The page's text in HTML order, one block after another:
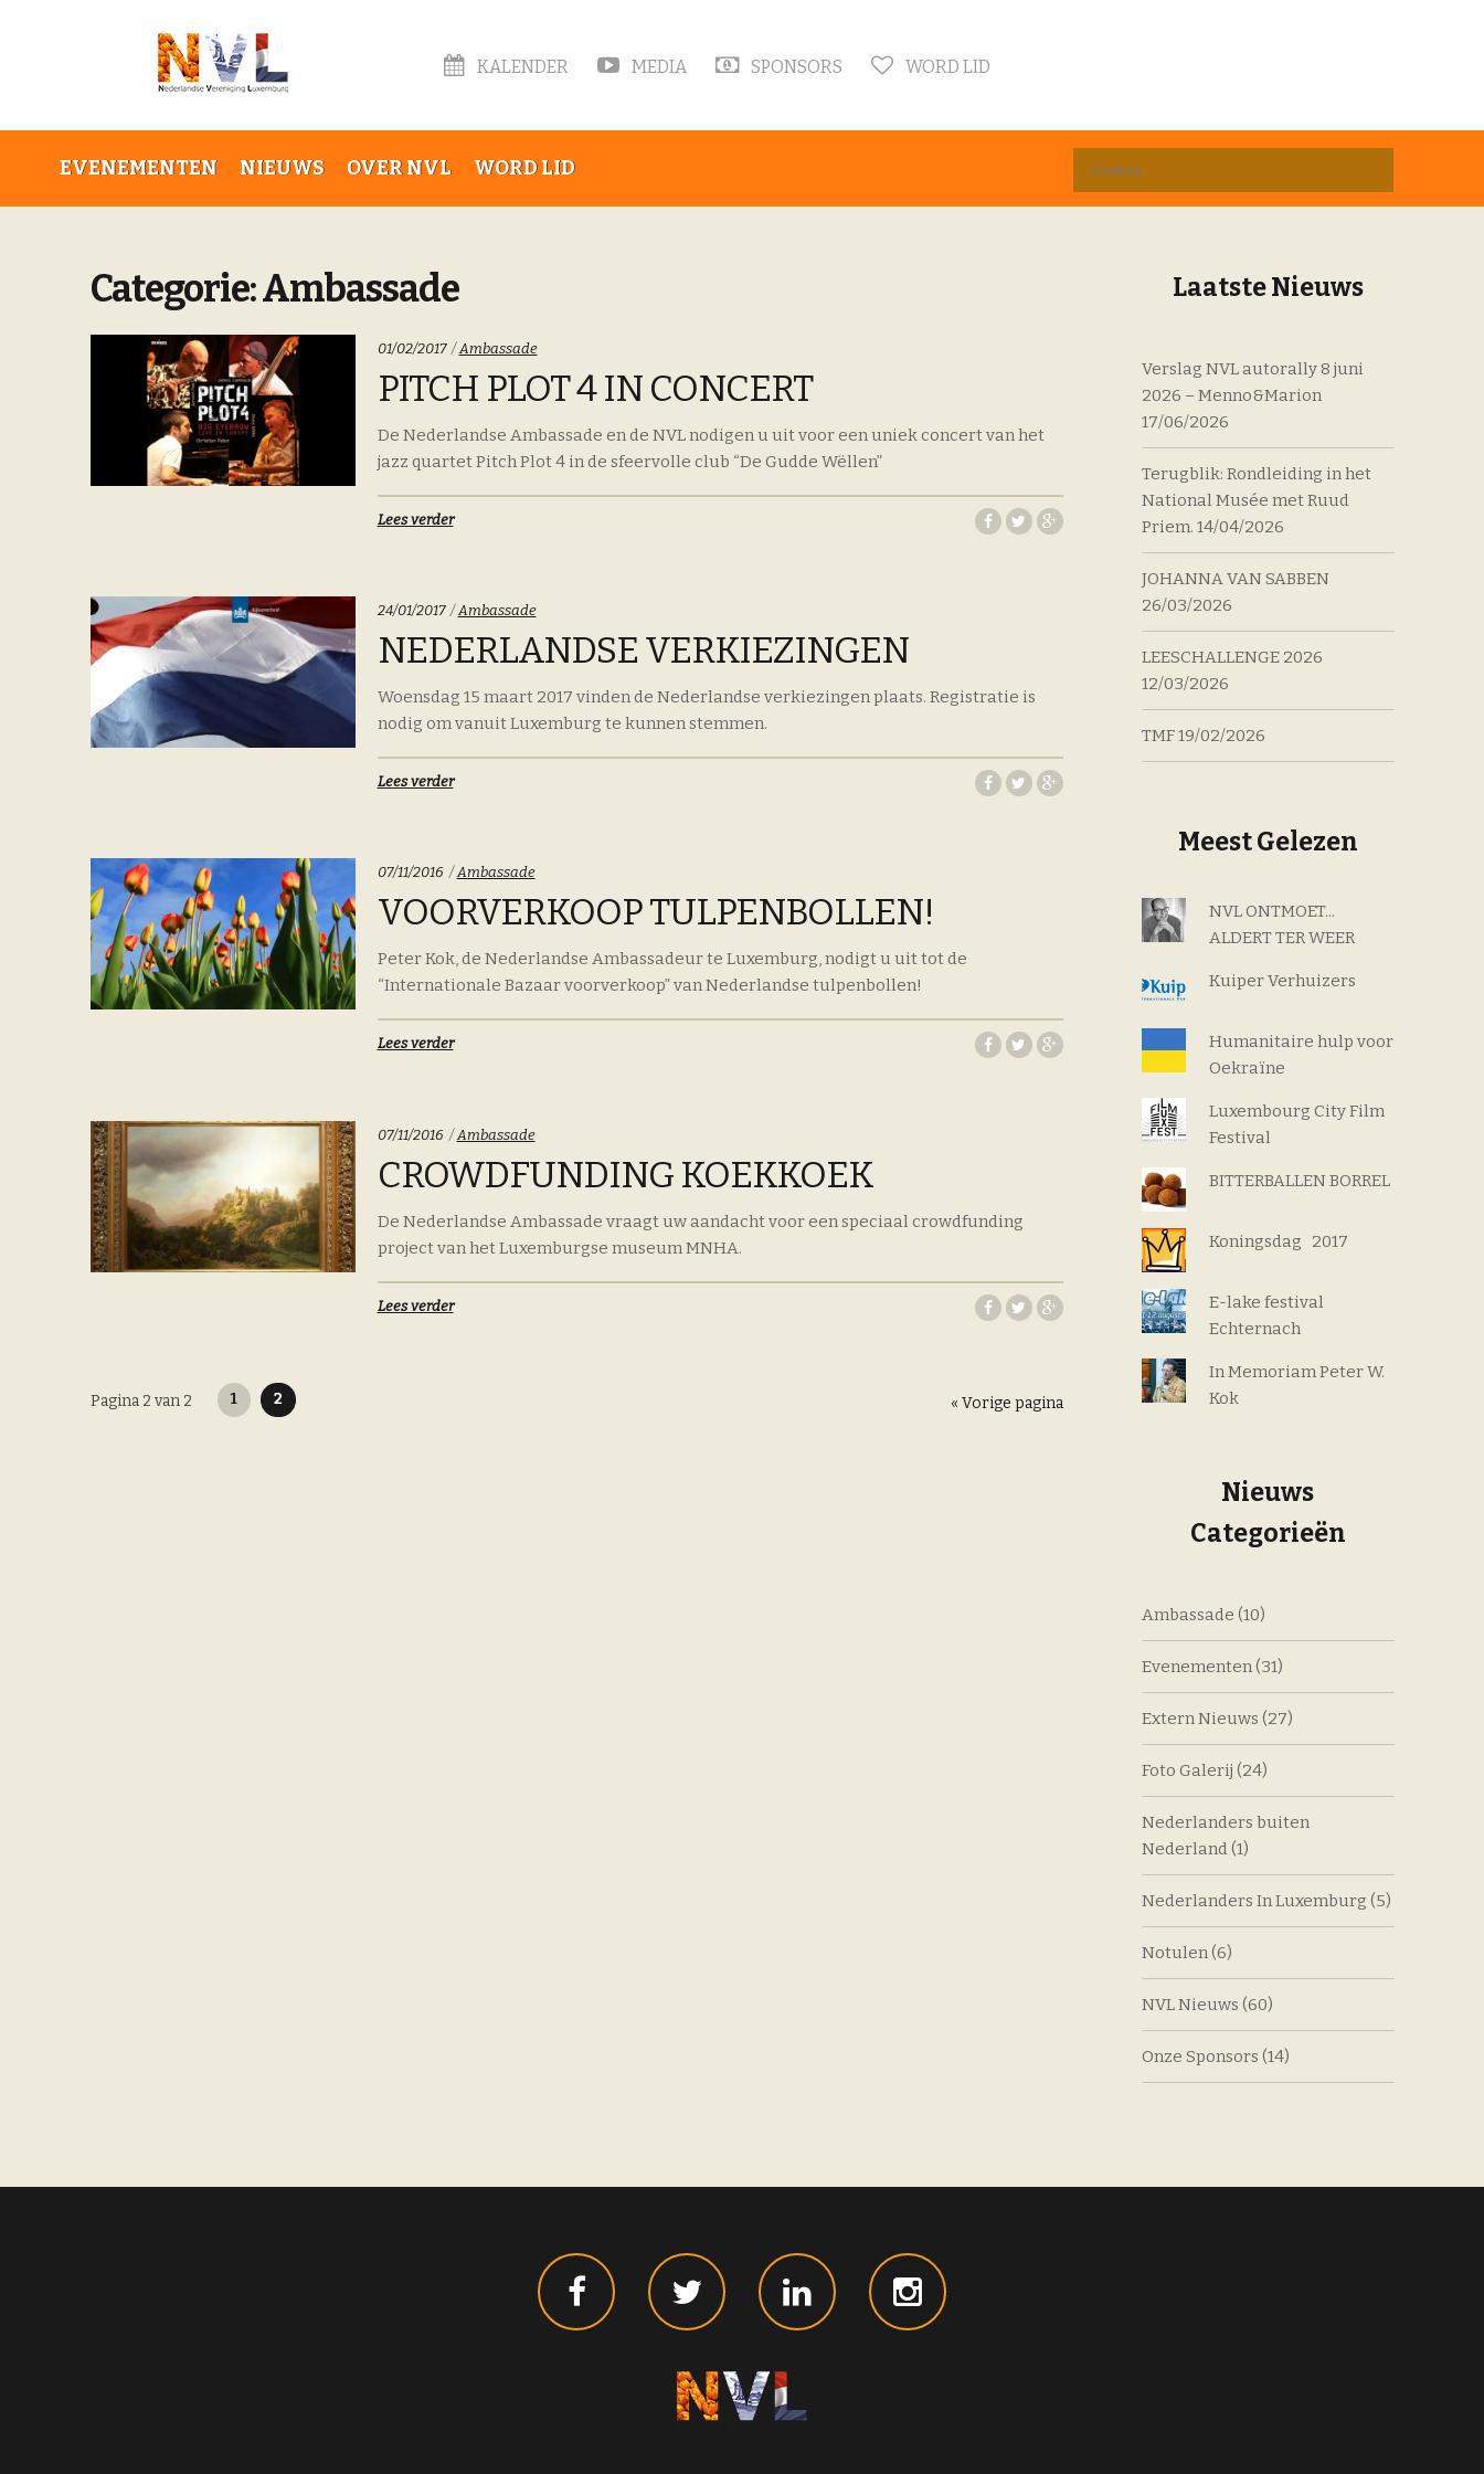
KALENDER MEDIA SPONSORS WORD LID
to
to
EVENEMENTEN NIEUWS OVER NVL WORD LID
Zoeken
Categorie:Ambassade
01/02/2017 Categoriën:
Ambassade
PITCH PLOT 4 IN CONCERT
De Nederlandse Ambassade en de NVL nodigen u uit voor een uniek concert van het
jazz quartet Pitch Plot 4 in de sfeervolle club “De Gudde Wëllen”
Lees verder
24/01/2017 Categoriën:
Ambassade
NEDERLANDSE VERKIEZINGEN
Woensdag 15 maart 2017 vinden de Nederlandse verkiezingen plaats. Registratie is
nodig om vanuit Luxemburg te kunnen stemmen.
Lees verder
07/11/2016 Categoriën:
Ambassade
VOORVERKOOP TULPENBOLLEN!
Peter Kok, de Nederlandse Ambassadeur te Luxemburg, nodigt u uit tot de
“Internationale Bazaar voorverkoop” van Nederlandse tulpenbollen!
Lees verder
07/11/2016 Categoriën:
Ambassade
CROWDFUNDING KOEKKOEK
De Nederlandse Ambassade vraagt uw aandacht voor een speciaal crowdfunding
project van het Luxemburgse museum MNHA.
Lees verder
Pagina 2 van 2
Berichten
1 2 « Vorige pagina
Laatste Nieuws
Verslag NVL autorally 8 juni
2026 – Menno&Marion
17/06/2026
Terugblik: Rondleiding in het
National Musée met Ruud
Priem. 14/04/2026
JOHANNA VAN SABBEN
26/03/2026
LEESCHALLENGE 2026
12/03/2026
TMF19/02/2026
Meest Gelezen
NVL ONTMOET...
ALDERT TER WEER
Kuiper Verhuizers
Humanitaire hulp voor
Oekraïne
Luxembourg City Film
Festival
BITTERBALLEN BORREL
Koningsdag 2017
E-lake festival
Echternach
In Memoriam Peter W.
Kok
Nieuws
Categorieën
Ambassade (10)
Evenementen(31)
Extern Nieuws (27)
Foto Galerij (24)
Nederlanders buiten
Nederland (1)
Nederlanders In Luxemburg (5)
Notulen(6)
NVL Nieuws (60)
Onze Sponsors (14)